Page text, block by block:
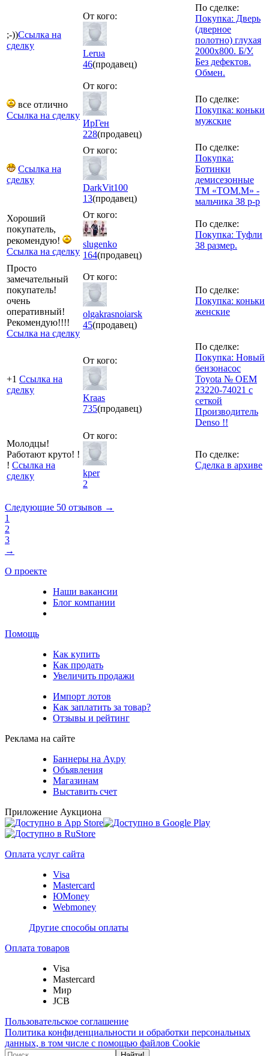
;-))Ссылка на
сделку
От кого:
Lerua
46(продавец)
По сделке:
Покупка: Дверь
(дверное
полотно) глухая
2000х800. Б/У.
Без дефектов.
Обмен.
все отлично
Ссылка на сделку
От кого:
ИрГен
228(продавец)
По сделке:
Покупка: коньки
мужские
Ссылка на
сделку
От кого:
DarkVit100
13(продавец)
По сделке:
Покупка:
Ботинки
демисезонные
ТМ «ТОМ.М» -
мальчика 38 р-р
Хороший
покупатель,
рекомендую!
Ссылка на сделку
От кого:
slugenko
164(продавец)
По сделке:
Покупка: Туфли
38 размер.
Просто
замечательный
покупатель!
очень
оперативный!
Рекомендую!!!!
Ссылка на сделку
От кого:
olgakrasnoiarsk
45(продавец)
По сделке:
Покупка: коньки
женские
+1 Ссылка на
сделку
От кого:
Kraas
735(продавец)
По сделке:
Покупка: Новый
бензонасос
Toyota № ОЕМ
23220-74021 с
сеткой
Производитель
Denso !!
Молодцы!
Работают круто! !
! Ссылка на
сделку
От кого:
kper
2
По сделке:
Сделка в архиве
Следующие 50 отзывов →
1
2
3
→
О проекте
Наши вакансии
Блог компании
Помощь
Как купить
Как продать
Увеличить продажи
Импорт лотов
Как заплатить за товар?
Отзывы и рейтинг
Реклама на сайте
Баннеры на Ау.ру
Объявления
Магазинам
Выставить счет
Приложение Аукциона
Оплата услуг сайта
Visa
Mastercard
ЮMoney
Webmoney
Другие способы оплаты
Оплата товаров
Visa
Mastercard
Мир
JCB
Пользовательское соглашение
Политика конфиденциальности и обработки персональных
данных, в том числе с помощью файлов Cookie